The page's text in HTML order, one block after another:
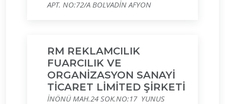
APT. NO:72/A BOLVADİN AFYON
RM REKLAMCILIK
FUARCILIK VE
ORGANİZASYON SANAYİ
TİCARET LİMİTED ŞİRKETİ
İNÖNÜ MAH.24 SOK.NO:17 YUNUS